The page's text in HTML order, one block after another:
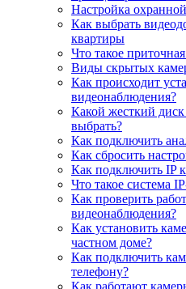
Настройка
Как выбрать
квартиры
Что такое
Виды скрытых
Как происходит
видеонаблюдения?
Какой жесткий
выбрать?
Как подключить
Как сбросить
Как подключить IP
Что такое система
Как проверить
видеонаблюдения?
Как установить
частном доме?
Как подключить
телефону?
Как работают